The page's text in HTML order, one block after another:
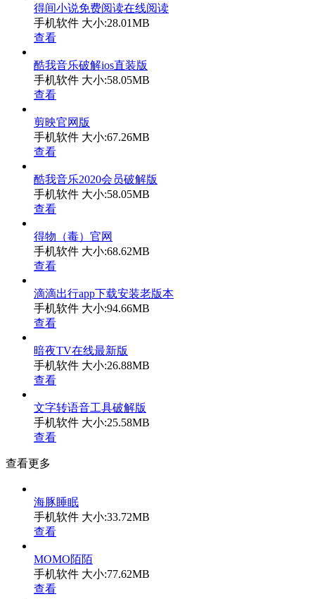
得间小说免费阅读在线阅读
手机软件 大小:28.01MB
查看
酷我音乐破解ios直装版
手机软件 大小:58.05MB
查看
剪映官网版
手机软件 大小:67.26MB
查看
酷我音乐2020会员破解版
手机软件 大小:58.05MB
查看
得物（毒）官网
手机软件 大小:68.62MB
查看
滴滴出行app下载安装老版本
手机软件 大小:94.66MB
查看
暗夜TV在线最新版
手机软件 大小:26.88MB
查看
文字转语音工具破解版
手机软件 大小:25.58MB
查看
查看更多
海豚睡眠
手机软件 大小:33.72MB
查看
MOMO陌陌
手机软件 大小:77.62MB
查看